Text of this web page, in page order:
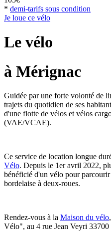
* demi-tarifs sous condition
Je loue ce vélo
Le vélo
à Mérignac
Guidée par une forte volonté de
trajets du quotidien de ses
d'une flotte de vélos et vélos
(VAE/VCAE).
Ce service de location longue
Vélo. Depuis le 1er avril 2022,
bénéficié d'un vélo pour
bordelaise à deux-roues.
Rendez-vous à la Maison du vélo
Vélo", au 4 rue Jean Veyri